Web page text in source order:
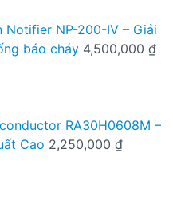
NP-200-IV – Giải
báo cháy 4,500,000 ₫
RA30H0608M –
Cao 2,250,000 ₫